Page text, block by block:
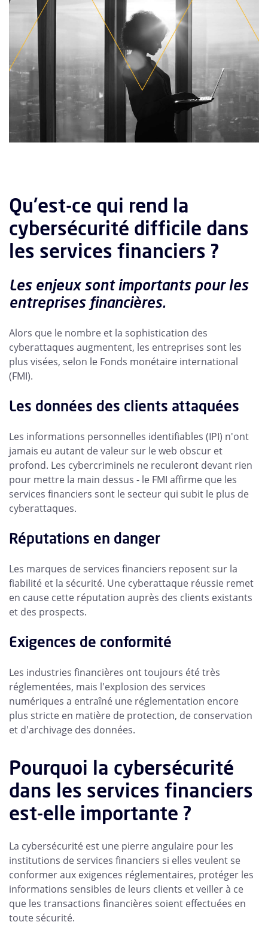
Qu'est-ce qui rend la
cybersécurité difficile dans
les services financiers ?
Les enjeux sont importants pour les
entreprises financières.
Alors que le nombre et la sophistication des
cyberattaques augmentent, les entreprises sont les
plus visées, selon le Fonds monétaire international
(FMI).
Les données des clients attaquées
Les informations personnelles identifiables (IPI) n'ont
jamais eu autant de valeur sur le web obscur et
profond. Les cybercriminels ne reculeront devant rien
pour mettre la main dessus - le FMI affirme que les
services financiers sont le secteur qui subit le plus de
cyberattaques.
Réputations en danger
Les marques de services financiers reposent sur la
fiabilité et la sécurité. Une cyberattaque réussie remet
en cause cette réputation auprès des clients existants
et des prospects.
Exigences de conformité
Les industries financières ont toujours été très
réglementées, mais l'explosion des services
numériques a entraîné une réglementation encore
plus stricte en matière de protection, de conservation
et d'archivage des données.
Pourquoi la cybersécurité
dans les services financiers
est-elle importante ?
La cybersécurité est une pierre angulaire pour les
institutions de services financiers si elles veulent se
conformer aux exigences réglementaires, protéger les
informations sensibles de leurs clients et veiller à ce
que les transactions financières soient effectuées en
toute sécurité.